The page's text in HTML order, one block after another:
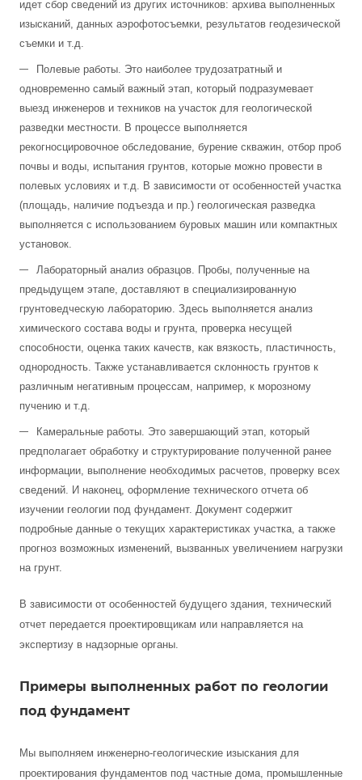
идет сбор сведений из других источников: архива выполненных
изысканий, данных аэрофотосъемки, результатов геодезической
съемки и т.д.
Полевые работы. Это наиболее трудозатратный и
одновременно самый важный этап, который подразумевает
выезд инженеров и техников на участок для геологической
разведки местности. В процессе выполняется
рекогносцировочное обследование, бурение скважин, отбор проб
почвы и воды, испытания грунтов, которые можно провести в
полевых условиях и т.д. В зависимости от особенностей участка
(площадь, наличие подъезда и пр.) геологическая разведка
выполняется с использованием буровых машин или компактных
установок.
Лабораторный анализ образцов. Пробы, полученные на
предыдущем этапе, доставляют в специализированную
грунтоведческую лабораторию. Здесь выполняется анализ
химического состава воды и грунта, проверка несущей
способности, оценка таких качеств, как вязкость, пластичность,
однородность. Также устанавливается склонность грунтов к
различным негативным процессам, например, к морозному
пучению и т.д.
Камеральные работы. Это завершающий этап, который
предполагает обработку и структурирование полученной ранее
информации, выполнение необходимых расчетов, проверку всех
сведений. И наконец, оформление технического отчета об
изучении геологии под фундамент. Документ содержит
подробные данные о текущих характеристиках участка, а также
прогноз возможных изменений, вызванных увеличением нагрузки
на грунт.
В зависимости от особенностей будущего здания, технический
отчет передается проектировщикам или направляется на
экспертизу в надзорные органы.
Примеры выполненных работ по геологии
под фундамент
Мы выполняем инженерно-геологические изыскания для
проектирования фундаментов под частные дома, промышленные